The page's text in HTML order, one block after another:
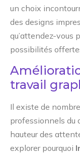
un choix
des designs
qu’attendez-vous
possibilités
travail
Il existe de
professionnels du
hauteur des
explorer pourquoi